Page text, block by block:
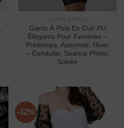
GANTS À POIS
Gants À Pois En Cuir PU
Élégants Pour Femmes –
Printemps, Automne, Hiver
– Conduite, Séance Photo,
Soirée
-42%